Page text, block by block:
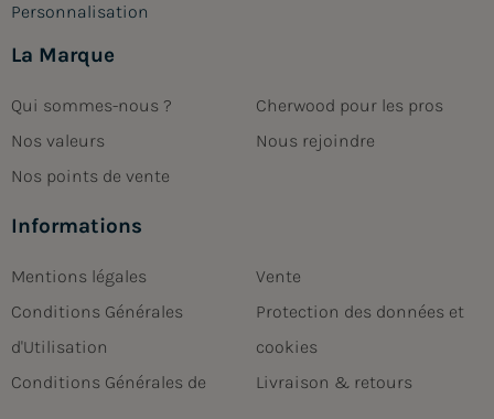
Personnalisation
La Marque
Qui sommes-nous ?
Nos valeurs
Nos points de vente
Cherwood pour les pros
Nous rejoindre
Informations
Mentions légales
Conditions Générales
d'Utilisation
Conditions Générales de
Vente
Protection des données et
cookies
Livraison & retours